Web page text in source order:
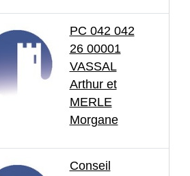
PC 042 042
26 00001
VASSAL
Arthur et
MERLE
Morgane
Conseil